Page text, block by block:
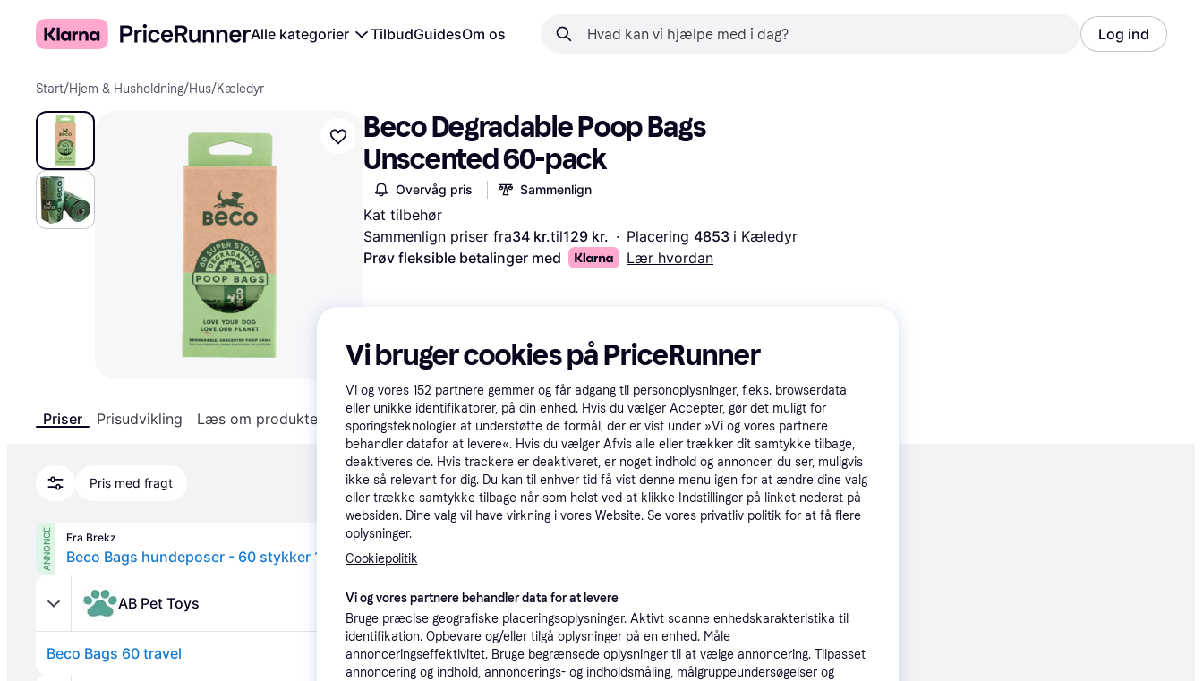
Alle kategorier TilbudGuidesOm os Log ind
Start/Hjem & Husholdning/Hus/Kæledyr
Beco Degradable Poop Bags
Unscented 60-pack
Overvåg pris Sammenlign
Kat tilbehør
Sammenlign priser fra34 kr.til129 kr. · Placering 4853 i Kæledyr
Prøv fleksible betalinger med
Lær hvordan
Priser Prisudvikling Læs om produktet Specifikationer
Pris med fragt Promoveret
ANNONCE Fra Brekz
Beco Bags hundeposer - 60 stykker 1 pakke
AB Pet Toys
Beco Bags 60 travel Laveste pris·29 kr. fragt34 kr.
Vi bruger cookies på PriceRunner
Vi og vores 152 partnere gemmer og får adgang til personoplysninger, f.eks. browserdata
eller unikke identifikatorer, på din enhed. Hvis du vælger Accepter, gør det muligt for
sporingsteknologier at understøtte de formål, der er vist under »Vi og vores partnere
behandler datafor at levere«. Hvis du vælger Afvis alle eller trækker dit samtykke tilbage,
deaktiveres de. Hvis trackere er deaktiveret, er noget indhold og annoncer, du ser, muligvis
ikke så relevant for dig. Du kan til enhver tid få vist denne menu igen for at ændre dine valg
eller trække samtykke tilbage når som helst ved at klikke Indstillinger på linket nederst på
websiden. Dine valg vil have virkning i vores Website. Se vores privatliv politik for at få flere
oplysninger.
Cookiepolitik
Vi og vores partnere behandler data for at levere
Bruge præcise geografiske placeringsoplysninger. Aktivt scanne enhedskarakteristika til
identifikation. Opbevare og/eller tilgå oplysninger på en enhed. Måle
annonceringseffektivitet. Bruge begrænsede oplysninger til at vælge annoncering. Tilpasset
annoncering og indhold, annoncerings- og indholdsmåling, målgruppeundersøgelser og